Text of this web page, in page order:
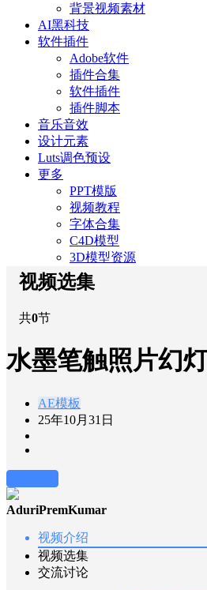
背景视频素材
AI黑科技
软件插件
Adobe软件
插件合集
软件插件
插件脚本
音乐音效
设计元素
Luts调色预设
更多
PPT模版
视频教程
字体合集
C4D模型
3D模型资源
视频选集
共0节
水墨笔触照片幻
AE模板
25年10月31日
AduriPremKumar
视频介绍
视频选集
交流讨论